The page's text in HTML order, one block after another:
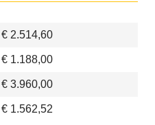
€ 2.514,60
€ 1.188,00
€ 3.960,00
€ 1.562,52